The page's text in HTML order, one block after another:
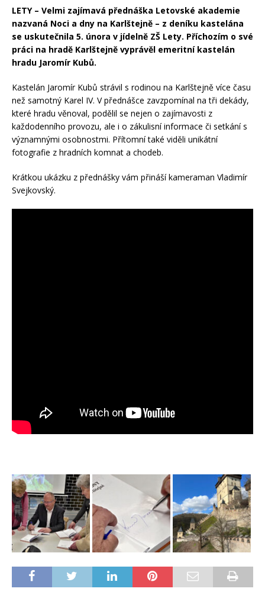
LETY – Velmi zajímavá přednáška Letovské akademie
nazvaná Noci a dny na Karlštejně – z deníku kastelána
se uskutečnila 5. února v jídelně ZŠ Lety. Příchozím o své
práci na hradě Karlštejně vyprávěl emeritní kastelán
hradu Jaromír Kubů.
Kastelán Jaromír Kubů strávil s rodinou na Karlštejně více času
než samotný Karel IV. V přednášce zavzpomínal na tři dekády,
které hradu věnoval, podělil se nejen o zajímavosti z
každodenního provozu, ale i o zákulisní informace či setkání s
významnými osobnostmi. Přítomní také viděli unikátní
fotografie z hradních komnat a chodeb.
Krátkou ukázku z přednášky vám přináší kameraman Vladimír
Svejkovský.